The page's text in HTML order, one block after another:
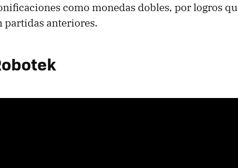
como monedas dobles, por logros
partidas anteriores.